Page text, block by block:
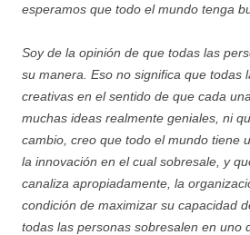
esperamos que todo el mundo tenga
Soy de la opinión de que todas las
su manera. Eso no significa que todas
creativas en el sentido de que cada
muchas ideas realmente geniales, ni
cambio, creo que todo el mundo tiene
la innovación en el cual sobresale, y
canaliza apropiadamente, la
condición de maximizar su capacidad
todas las personas sobresalen en uno